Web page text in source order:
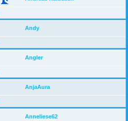
Andy
Angler
AnjaAura
Anneliese62